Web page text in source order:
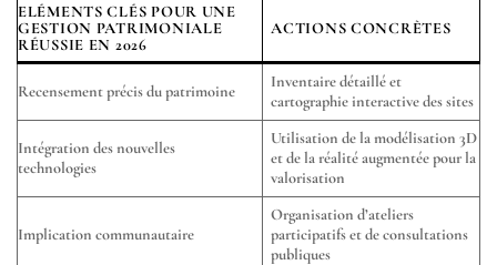
ELÉMENTS CLÉS POUR UNE
GESTION PATRIMONIALE
RÉUSSIE EN 2026
ACTIONS CONCRÈTES
Recensement précis du patrimoine
Inventaire détaillé et
cartographie interactive des sites
Intégration des nouvelles
technologies
Utilisation de la modélisation 3D
et de la réalité augmentée pour la
valorisation
Implication communautaire
Organisation d’ateliers
participatifs et de consultations
publiques